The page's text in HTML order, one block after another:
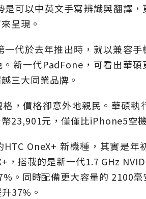
可以中英文手寫辨識與翻譯
呈現。
一代於去年推出時，就以兼容
新一代PadFone，可看出華
三大同業品牌。
，價格卻意外地親民。華碩
23,901元，僅僅比iPhone5空
OneX+ 新機種，其實是年
，搭載的是新一代1.7 GHz
。同時配備更大容量的 2100
37%。